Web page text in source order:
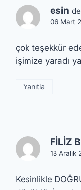
esin
06 Mart
çok teşekkür
işimize yaradı
Yanıtla
FİLİZ
18 Aralık
Kesinlikle